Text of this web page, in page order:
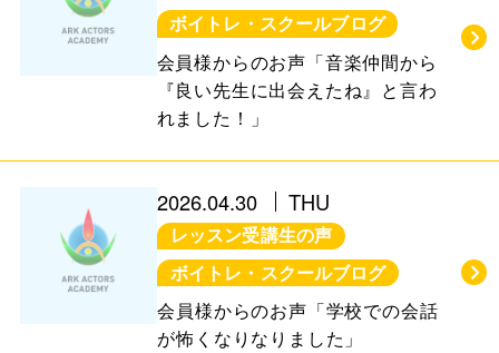
ボイトレ・スクールブログ
会員様からのお声「音楽仲間から
『良い先生に出会えたね』と言わ
れました！」
2026.04.30 THU
レッスン受講生の声
ボイトレ・スクールブログ
会員様からのお声「学校での会話
が怖くなりなりました」